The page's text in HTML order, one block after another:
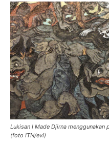
Lukisan I Made Djirna menggunakan
(foto ITN/evi)